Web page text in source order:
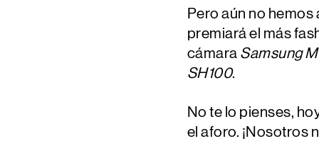
Pero aún no
premiará el más
cámara Samsung
SH100.
No te lo pienses,
el aforo. ¡Nosotros